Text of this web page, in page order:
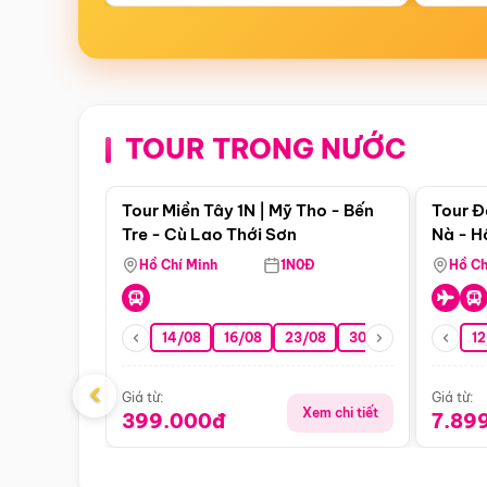
TOUR TRONG NƯỚC
Điểm nổi bật
Tour Miền Tây 1N | Mỹ Tho - Bến
Tre - Cù Lao Thới Sơn
Hồ Chí Minh 1N0Đ
14/08 16/08 23/08 30/08 06/09
Giá từ:
399.000đ Xem chi tiết
Tour
Nà -
Nha
Hồ
Giá từ:
‹